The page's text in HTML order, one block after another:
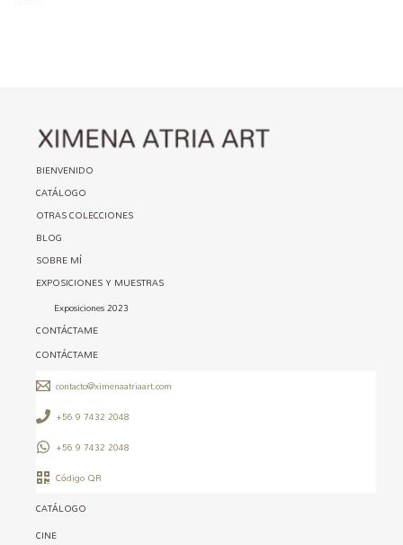
BIENVENIDO
CATÁLOGO
OTRAS COLECCIONES
BLOG
SOBRE MÍ
EXPOSICIONES Y MUESTRAS
Exposiciones 2023
CONTÁCTAME
CONTÁCTAME
contacto@ximenaatriaart.com
+56 9 7432 2048
+56 9 7432 2048
Código QR
CATÁLOGO
CINE